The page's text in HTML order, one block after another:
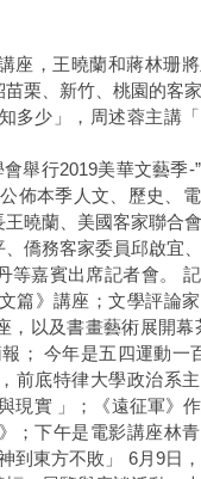
座，王曉蘭和蔣林珊
栗、新竹、桃園的客
多少」，周述蓉主講
舉行2019美華文藝季-
佈本季人文、歷史、
曉蘭、美國客家聯合
僑務客家委員邱啟宜
等嘉賓出席記者會。
篇》講座；文學評論
，以及書畫藝術展開幕
； 今年是五四運動一
前底特律大學政治系
現實 」；《遠征軍》
；下午是電影講座林
東方不敗」 6月9日